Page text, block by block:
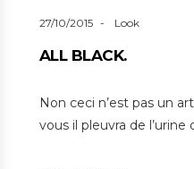
27/10/2015 Look
ALL BLACK.
Non ceci n’est pas un
vous il pleuvra de